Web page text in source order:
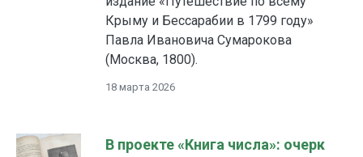
Крыму и Бессарабии в 1799 году»
Павла Ивановича Сумарокова
(Москва, 1800).
18 марта 2026
В проекте «Книга числа»: очерк